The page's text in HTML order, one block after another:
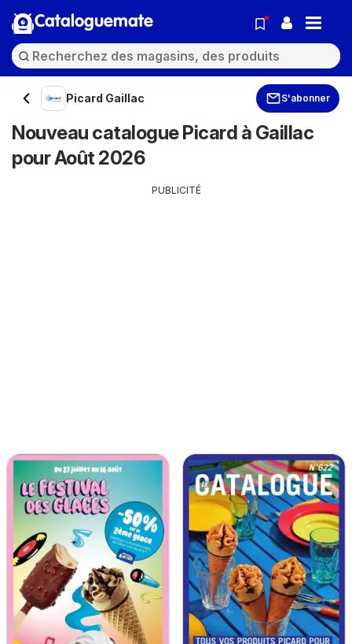
Cataloguemate
Picard Gaillac S'abonner
Nouveau catalogue Picard à Gaillac
pour Août 2026
PUBLICITÉ